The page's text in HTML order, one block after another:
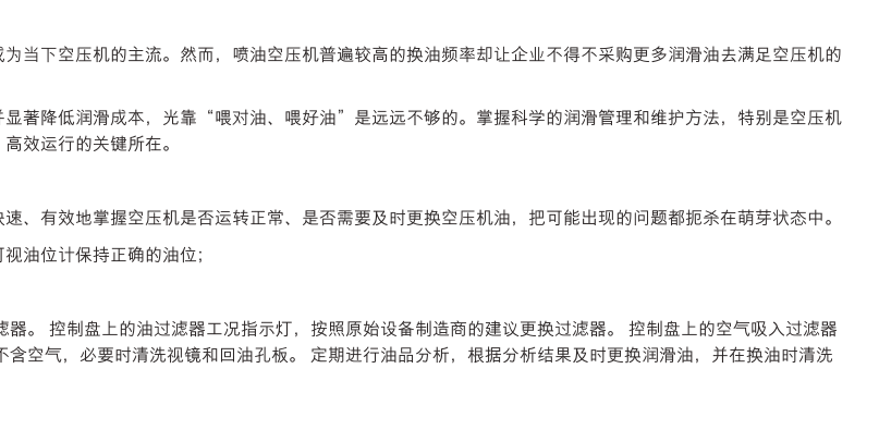
当下空压机的主流。然而，喷油空压机普遍较高的换油频率却让企业不得不采购更多润滑油去满足空压机的
著降低润滑成本，光靠“喂对油、喂好油”是远远不够的。掌握科学的润滑管理和维护方法，特别是空压机
效运行的关键所在。
、有效地掌握空压机是否运转正常、是否需要及时更换空压机油，把可能出现的问题都扼杀在萌芽状态中。
油位计保持正确的油位；
。 控制盘上的油过滤器工况指示灯，按照原始设备制造商的建议更换过滤器。 控制盘上的空气吸入过滤器
空气，必要时清洗视镜和回油孔板。 定期进行油品分析，根据分析结果及时更换润滑油，并在换油时清洗